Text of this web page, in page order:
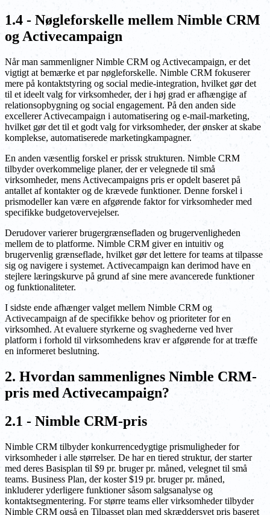
1.4 - Nøgleforskelle mellem Nimble CRM
og Activecampaign
Når man sammenligner Nimble CRM og Activecampaign, er det
vigtigt at bemærke et par nøgleforskelle. Nimble CRM fokuserer
mere på kontaktstyring og social medie-integration, hvilket gør det
til et ideelt valg for virksomheder, der i høj grad er afhængige af
relationsopbygning og social engagement. På den anden side
excellerer Activecampaign i automatisering og e-mail-marketing,
hvilket gør det til et godt valg for virksomheder, der ønsker at skabe
komplekse, automatiserede marketingkampagner.
En anden væsentlig forskel er prissk strukturen. Nimble CRM
tilbyder overkommelige planer, der er velegnede til små
virksomheder, mens Activecampaigns pris er opdelt baseret på
antallet af kontakter og de krævede funktioner. Denne forskel i
prismodeller kan være en afgørende faktor for virksomheder med
specifikke budgetovervejelser.
Derudover varierer brugergrænsefladen og brugervenligheden
mellem de to platforme. Nimble CRM giver en intuitiv og
brugervenlig grænseflade, hvilket gør det lettere for teams at tilpasse
sig og navigere i systemet. Activecampaign kan derimod have en
stejlere læringskurve på grund af sine mere avancerede funktioner
og funktionaliteter.
I sidste ende afhænger valget mellem Nimble CRM og
Activecampaign af de specifikke behov og prioriteter for en
virksomhed. At evaluere styrkerne og svaghederne ved hver
platform i forhold til virksomhedens krav er afgørende for at træffe
en informeret beslutning.
2. Hvordan sammenlignes Nimble CRM-
pris med Activecampaign?
2.1 - Nimble CRM-pris
Nimble CRM tilbyder konkurrencedygtige prismuligheder for
virksomheder i alle størrelser. De har en tiered struktur, der starter
med deres Basisplan til $9 pr. bruger pr. måned, velegnet til små
teams. Business Plan, der koster $19 pr. bruger pr. måned,
inkluderer yderligere funktioner såsom salgsanalyse og
kontaktsegmentering. For større teams eller virksomheder tilbyder
Nimble CRM også en Tilpasset plan med skræddersyet pris baseret